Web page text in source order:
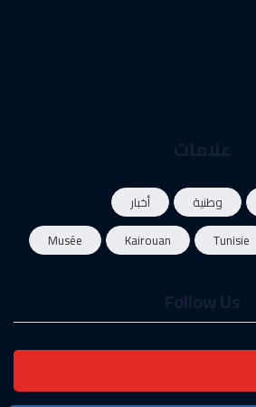
وطنية
أخبار
Tunisie
Kairouan
Musée